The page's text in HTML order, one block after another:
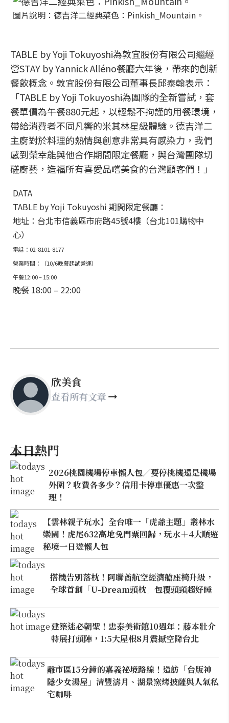
圖片說明：德吉洋二經典菜色：Pinkish_Mountain。
TABLE by Yoji Tokuyoshi為敦宜股份有限公司繼經
營STAY by Yannick Alléno餐廳六年後，帶來的創新
餐飲概念。敦宜股份有限公司董事長邱泰翰表示：
「TABLE by Yoji Tokuyoshi為團隊的全新嘗試，套
餐單價為午餐880元起，以輕鬆不拘謹的用餐環境，
帶給消費者不同凡響的米其林星級體驗。德吉洋二
主廚對於料理的熱情與創意非常具有感染力，我們
感到榮幸能與他合作期間限定餐廳，與台灣團隊切
磋廚藝，造福所有喜愛品嚐美食的台灣顧客們！」
DATA
TABLE by Yoji Tokuyoshi 期間限定餐廳：
地址：台北市信義區市府路45號4樓（台北101購物中
心）
電話：02-8101-8177
營業時間：（10/6晚餐起試營運）
午餐12:00 – 15:00
晚餐 18:00 – 22:00
欣美食
查看所有文章
本日熱門
2026桃園機場停車懶人包／要停桃機還是機場
外圍？收費各多少？信用卡停車優惠一次整
理！
【雲林親子玩水】全台唯一「虎爺主題」叢林水
樂園！虎尾632高地免門票回歸，玩水＋4大順遊
秘境一日遊懶人包
搭機告別落枕！阿聯酋航空經濟艙座椅升級，
全球首創「U-Dream頭枕」包覆頭頸超好睡
建築迷必朝聖！忠泰美術館10週年：藤本壯介
特展打頭陣，1:5大屋根8月震撼空降台北
離市區15分鐘的嘉義祕境路線！造訪「台版神
隱少女湯屋」清豐濤月、湖景窯烤披薩與人氣私
宅咖啡